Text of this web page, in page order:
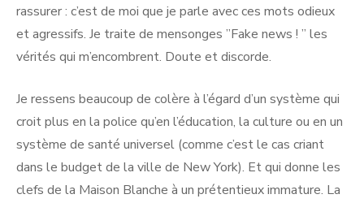
rassurer : c’est de moi que je parle avec ces mots odieux
et agressifs. Je traite de mensonges ”Fake news ! ” les
vérités qui m’encombrent. Doute et discorde.
Je ressens beaucoup de colère à l’égard d’un système qui
croit plus en la police qu’en l’éducation, la culture ou en un
système de santé universel (comme c’est le cas criant
dans le budget de la ville de New York). Et qui donne les
clefs de la Maison Blanche à un prétentieux immature. La